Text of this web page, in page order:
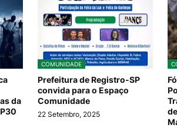
da
COMUNIDADE
Prefeitura de Registro-SP
convida para o Espaço
Comunidade
22 Setembro, 2025